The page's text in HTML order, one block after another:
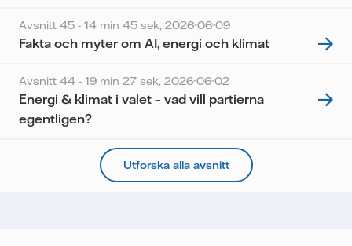
Avsnitt 45 - 14 min 45 sek, 2026-06-09
Fakta och myter om AI, energi och klimat
Avsnitt 44 - 19 min 27 sek, 2026-06-02
Energi & klimat i valet – vad vill partierna
egentligen?
Utforska alla avsnitt